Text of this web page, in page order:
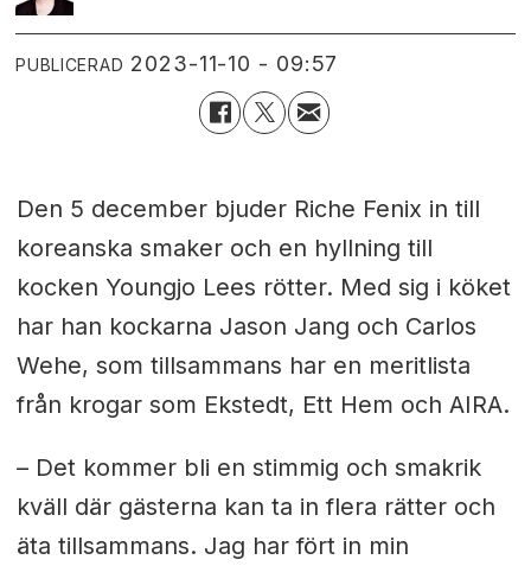
PUBLICERAD 2023-11-10 - 09:57
Den 5 december bjuder Riche Fenix in till
koreanska smaker och en hyllning till
kocken Youngjo Lees rötter. Med sig i köket
har han kockarna Jason Jang och Carlos
Wehe, som tillsammans har en meritlista
från krogar som Ekstedt, Ett Hem och AIRA.
– Det kommer bli en stimmig och smakrik
kväll där gästerna kan ta in flera rätter och
äta tillsammans. Jag har fört in min